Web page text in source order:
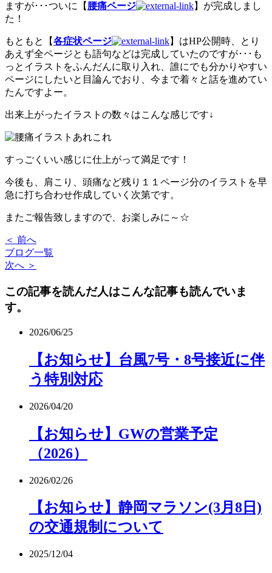
ますが･･･ついに【 腰痛ページ
】が完成しまし
た！
もともと【各症状ページ
】はHP公開時、とり
あえず全ページとも語句などは完成していたのですが･･･も
っとイラストをふんだんに取り入れ、誰にでも分かりやすい
ページにしたいと目論んでおり、今まで着々と話を進めてい
たんですよー。
出来上がったイラストの数々はこんな感じです↓
すっごくいい感じに仕上がって満足です！
今後も、肩こり、頭痛など残り１１ページ分のイラストを早
急に打ち合わせ作成していく次第です。
またご報告致しますので、お楽しみに～☆
＜ 前へ
ブログ一覧
次へ ＞
この記事を読んだ人はこんな記事も読んでいま
す。
2026/06/25
【お知らせ】台風7号・8号接近に伴
う特別対応
2026/04/20
【お知らせ】GWの営業予定
（2026）
2026/02/26
【お知らせ】静岡マラソン(3月8日)
の交通規制について
2025/12/04